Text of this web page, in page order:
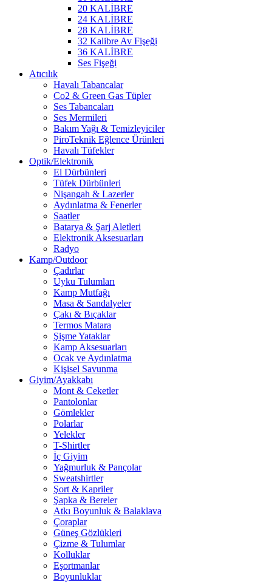
20 KALİBRE
24 KALİBRE
28 KALİBRE
32 Kalibre Av Fişeği
36 KALİBRE
Ses Fişeği
Atıcılık
Havalı Tabancalar
Co2 & Green Gas Tüpler
Ses Tabancaları
Ses Mermileri
Bakım Yağı & Temizleyiciler
PiroTeknik Eğlence Ürünleri
Havalı Tüfekler
Optik/Elektronik
El Dürbünleri
Tüfek Dürbünleri
Nişangah & Lazerler
Aydınlatma & Fenerler
Saatler
Batarya & Şarj Aletleri
Elektronik Aksesuarları
Radyo
Kamp/Outdoor
Çadırlar
Uyku Tulumları
Kamp Mutfağı
Masa & Sandalyeler
Çakı & Bıçaklar
Termos Matara
Şişme Yataklar
Kamp Aksesuarları
Ocak ve Aydınlatma
Kişisel Savunma
Giyim/Ayakkabı
Mont & Ceketler
Pantolonlar
Gömlekler
Polarlar
Yelekler
T-Shirtler
İç Giyim
Yağmurluk & Pançolar
Sweatshirtler
Şort & Kapriler
Şapka & Bereler
Atkı Boyunluk & Balaklava
Çoraplar
Güneş Gözlükleri
Çizme & Tulumlar
Kolluklar
Eşortmanlar
Boyunluklar